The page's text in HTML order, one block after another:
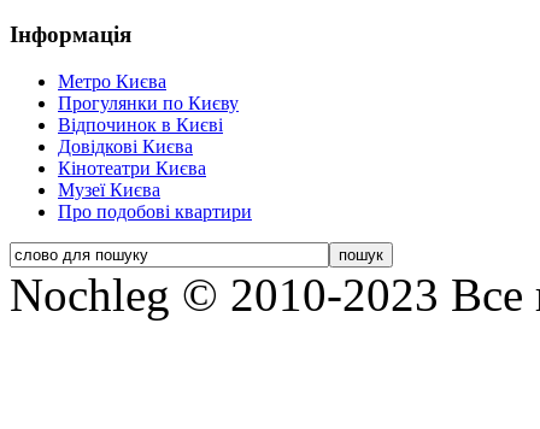
Інформація
Метро Києва
Прогулянки по Києву
Відпочинок в Києві
Довідкові Києва
Кінотеатри Києва
Музеї Києва
Про подобові квартири
Nochleg © 2010-2023